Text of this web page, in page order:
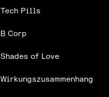
Tech Pills
B Corp
Shades of Love
Wirkungszusammenhang